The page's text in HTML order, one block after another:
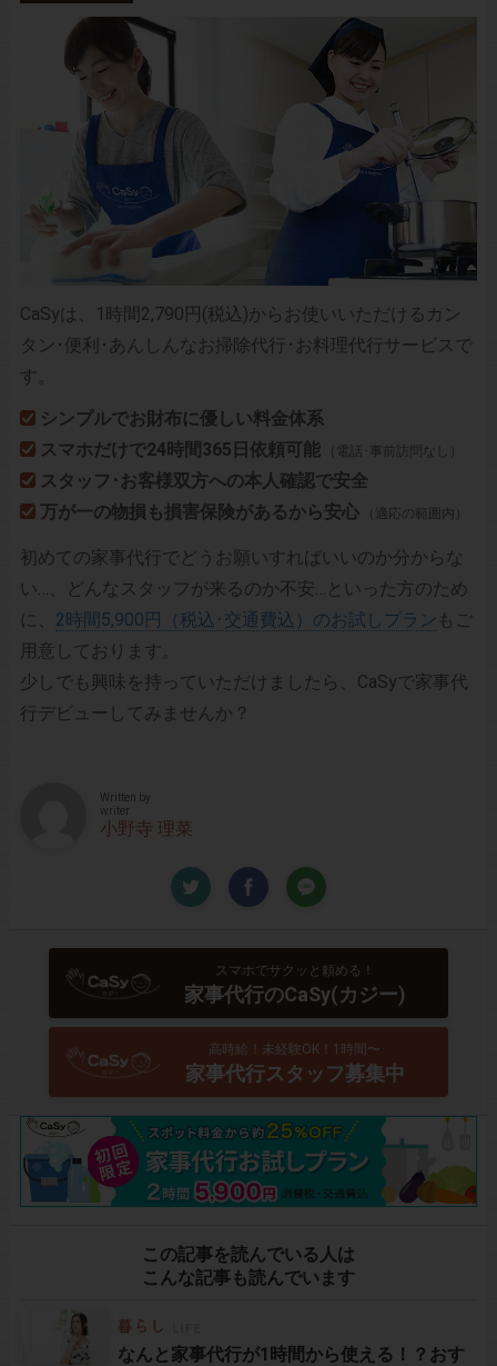
CaSyは、1時間2,790円(税込)からお使いいただけるカン
タン･便利･あんしんなお掃除代行･お料理代行サービスで
す。
シンプルでお財布に優しい料金体系
スマホだけで24時間365日依頼可能
（電話･事前訪問なし）
スタッフ･お客様双方への本人確認で安全
万が一の物損も損害保険があるから安心
（適応の範囲内）
初めての家事代行でどうお願いすればいいのか分からな
い…、どんなスタッフが来るのか不安…といった方のため
に、 2時間5,900円（税込･交通費込）のお試しプラン もご
用意しております。
少しでも興味を持っていただけましたら、CaSyで家事代
行デビューしてみませんか？
Written by
writer
小野寺 理菜
スマホでサクッと頼める！
家事代行のCaSy(カジー)
高時給！未経験OK！1時間〜
家事代行スタッフ募集中
この記事を読んでいる人は
こんな記事も読んでいます
なんと家事代行が1時間から使える！？おす